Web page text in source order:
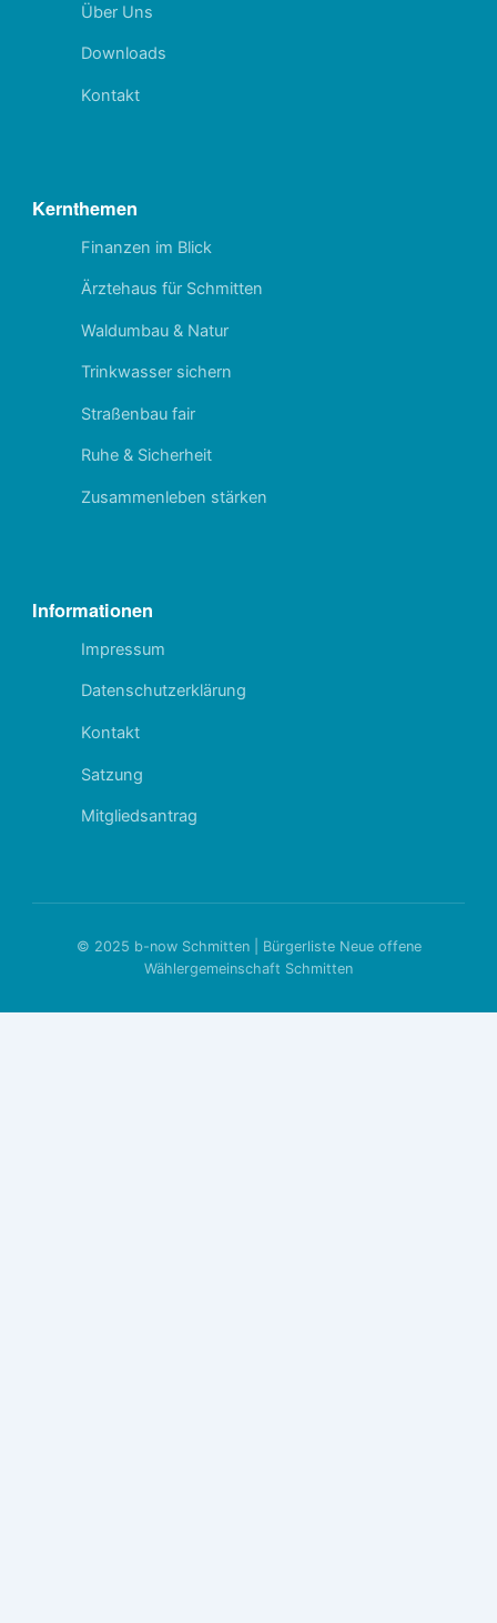
Über Uns
Downloads
Kontakt
Kernthemen
Finanzen im Blick
Ärztehaus für Schmitten
Waldumbau & Natur
Trinkwasser sichern
Straßenbau fair
Ruhe & Sicherheit
Zusammenleben stärken
Informationen
Impressum
Datenschutzerklärung
Kontakt
Satzung
Mitgliedsantrag
© 2025 b-now Schmitten | Bürgerliste Neue offene
Wählergemeinschaft Schmitten